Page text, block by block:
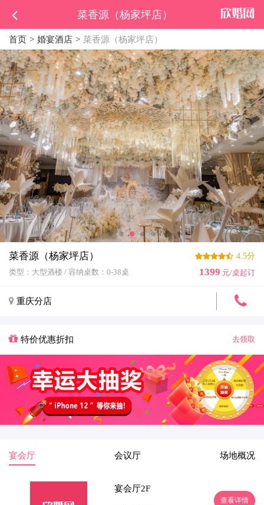
菜香源（杨家坪店）
首页 婚宴酒店 菜香源（杨家坪店）
菜香源（杨家坪店）
4.5分
类型：大型酒楼 / 容纳桌数：0-38桌 1399 元/桌起订
重庆分店
特价优惠折扣 去领取
宴会厅 会议厅 场地概况
宴会厅2F
查看详情